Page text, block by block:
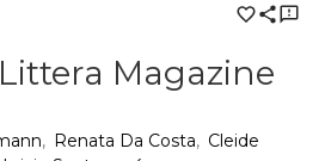
Magazine
Renata Da Costa
Cleide